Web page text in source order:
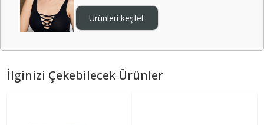
Ürünleri keşfet
İlginizi Çekebilecek Ürünler